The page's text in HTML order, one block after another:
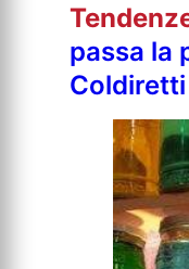
passa la
Coldiretti